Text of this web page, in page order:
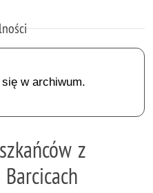
w archiwum.
z